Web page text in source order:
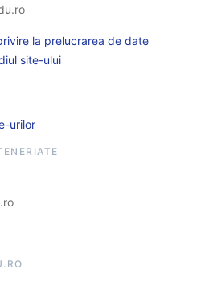
la prelucrarea de date
site-ului
urilor